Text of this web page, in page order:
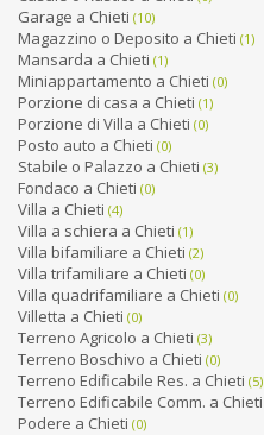
Garage a Chieti (10)
Magazzino o Deposito a Chieti (1)
Mansarda a Chieti (1)
Miniappartamento a Chieti (0)
Porzione di casa a Chieti (1)
Porzione di Villa a Chieti (0)
Posto auto a Chieti (0)
Stabile o Palazzo a Chieti (3)
Fondaco a Chieti (0)
Villa a Chieti (4)
Villa a schiera a Chieti (1)
Villa bifamiliare a Chieti (2)
Villa trifamiliare a Chieti (0)
Villa quadrifamiliare a Chieti (0)
Villetta a Chieti (0)
Terreno Agricolo a Chieti (3)
Terreno Boschivo a Chieti (0)
Terreno Edificabile Res. a Chieti (5)
Terreno Edificabile Comm. a Chieti
Podere a Chieti (0)